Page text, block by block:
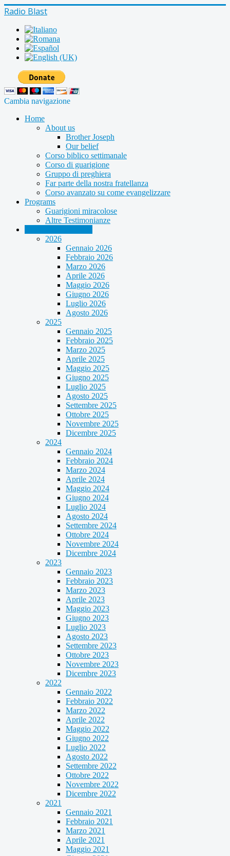
Radio Blast
Cambia navigazione
Home
About us
Brother Joseph
Our belief
Corso biblico settimanale
Corso di guarigione
Gruppo di preghiera
Far parte della nostra fratellanza
Corso avanzato su come evangelizzare
Programs
Guarigioni miracolose
Altre Testimonianze
2026
Gennaio 2026
Febbraio 2026
Marzo 2026
Aprile 2026
Maggio 2026
Giugno 2026
Luglio 2026
Agosto 2026
2025
Gennaio 2025
Febbraio 2025
Marzo 2025
Aprile 2025
Maggio 2025
Giugno 2025
Luglio 2025
Agosto 2025
Settembre 2025
Ottobre 2025
Novembre 2025
Dicembre 2025
2024
Gennaio 2024
Febbraio 2024
Marzo 2024
Aprile 2024
Maggio 2024
Giugno 2024
Luglio 2024
Agosto 2024
Settembre 2024
Ottobre 2024
Novembre 2024
Dicembre 2024
2023
Gennaio 2023
Febbraio 2023
Marzo 2023
Aprile 2023
Maggio 2023
Giugno 2023
Luglio 2023
Agosto 2023
Settembre 2023
Ottobre 2023
Novembre 2023
Dicembre 2023
2022
Gennaio 2022
Febbraio 2022
Marzo 2022
Aprile 2022
Maggio 2022
Giugno 2022
Luglio 2022
Agosto 2022
Settembre 2022
Ottobre 2022
Novembre 2022
Dicembre 2022
2021
Gennaio 2021
Febbraio 2021
Marzo 2021
Aprile 2021
Maggio 2021